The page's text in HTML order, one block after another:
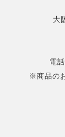
大
電
※商品の